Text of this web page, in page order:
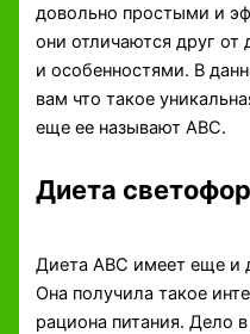
довольно простыми и
они отличаются друг
и особенностями. В
вам что такое
еще ее называют АВС.
Диета
Диета АВС имеет еще и
Она получила такое
рациона питания. Дело